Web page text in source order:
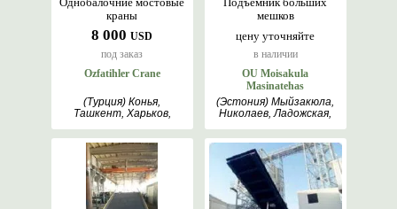
8 000 USD
под заказ
краны
Ozfatihler Crane
(Турция) Конья,
Ташкент, Харьков,
цену уточняйте
в наличии
мешков
OU Moisakula
Masinatehas
(Эстония) Мыйзакюла,
Николаев, Ладожская,
Таллин